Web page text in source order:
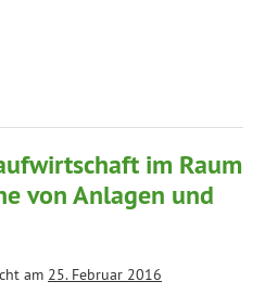
im Raum
von Anlagen und
am 25. Februar 2016